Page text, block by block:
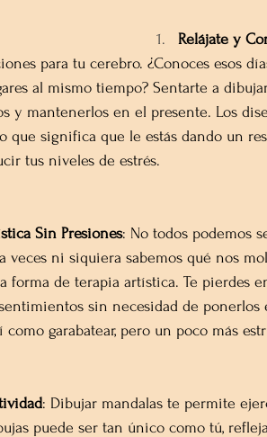
Relájate y
para tu cerebro. ¿Conoces esos
al mismo tiempo? Sentarte a
y mantenerlos en el presente. Los
que significa que le estás dando un
tus niveles de estrés.
Sin Presiones: No todos podemos
veces ni siquiera sabemos qué nos
forma de terapia artística. Te pierdes
sin necesidad de ponerlos
como garabatear, pero un poco más
: Dibujar mandalas te permite
puede ser tan único como tú,